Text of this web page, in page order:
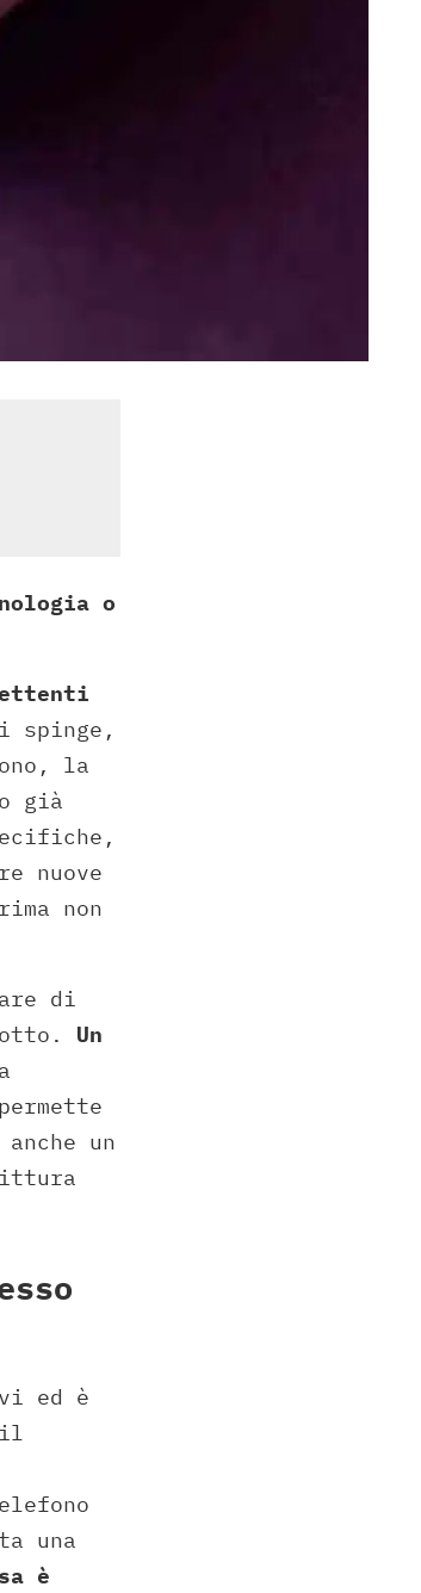
o
spinge,
la
già
nuove
non
di
Un
un
ed è
il
una
è